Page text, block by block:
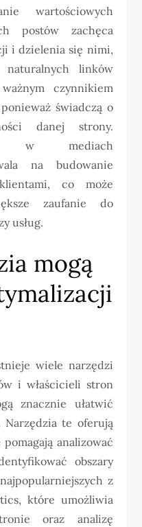
wartościowych
postów zachęca
i dzielenia się nimi,
linków
czynnikiem
świadczą o
danej strony.
w mediach
na budowanie
co może
zaufanie do
usług.
mogą
wiele narzędzi
i właścicieli stron
znacznie ułatwić
Narzędzia te oferują
analizować
obszary
z
które umożliwia
oraz analizę